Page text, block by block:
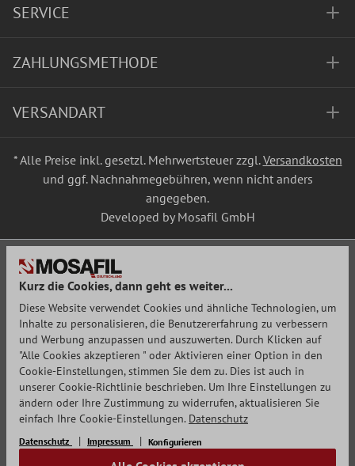
SERVICE
ZAHLUNGSMETHODE
VERSANDART
* Alle Preise inkl. gesetzl. Mehrwertsteuer zzgl.Versandkosten
und ggf. Nachnahmegebühren, wenn nicht anders
angegeben.
Developed by Mosafil GmbH
Kurz die Cookies, dann geht es weiter...
Diese Website verwendet Cookies und ähnliche Technologien, um
Inhalte zu personalisieren, die Benutzererfahrung zu verbessern
und Werbung anzupassen und auszuwerten. Durch Klicken auf
"Alle Cookies akzeptieren " oder Aktivieren einer Option in den
Cookie-Einstellungen, stimmen Sie dem zu. Dies ist auch in
unserer Cookie-Richtlinie beschrieben. Um Ihre Einstellungen zu
ändern oder Ihre Zustimmung zu widerrufen, aktualisieren Sie
einfach Ihre Cookie-Einstellungen. Datenschutz
Datenschutz Impressum Konfigurieren